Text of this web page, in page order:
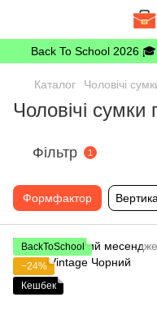
Back To School 2026
Каталог Чоловічі
Чоловічі сумки
Фільтр 1
Формфактор
BackToSchool
−24%
Кешбек